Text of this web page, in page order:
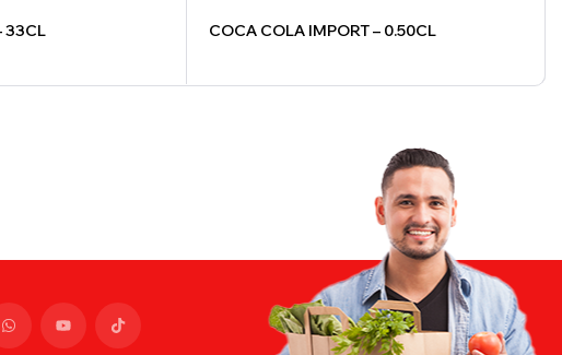
33CL COCA COLA IMPORT – 0.50CL